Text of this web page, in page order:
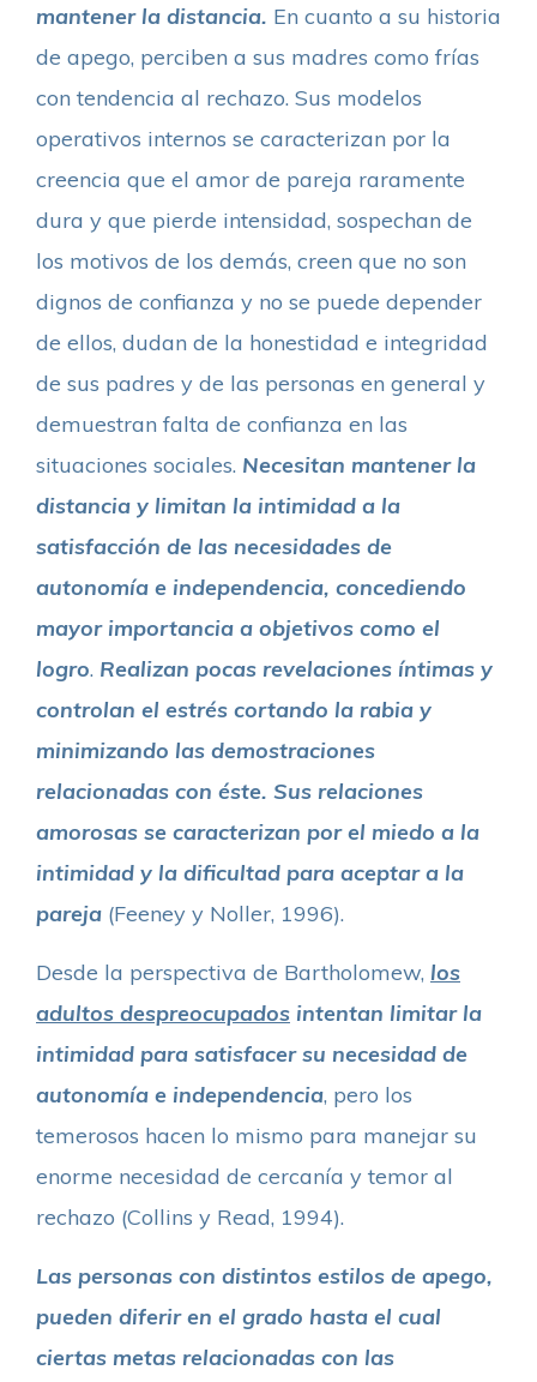
mantener la distancia. En cuanto a su historia
de apego, perciben a sus madres como frías
con tendencia al rechazo. Sus modelos
operativos internos se caracterizan por la
creencia que el amor de pareja raramente
dura y que pierde intensidad, sospechan de
los motivos de los demás, creen que no son
dignos de confianza y no se puede depender
de ellos, dudan de la honestidad e integridad
de sus padres y de las personas en general y
demuestran falta de confianza en las
situaciones sociales. Necesitan mantener la
distancia y limitan la intimidad a la
satisfacción de las necesidades de
autonomía e independencia, concediendo
mayor importancia a objetivos como el
logro. Realizan pocas revelaciones íntimas y
controlan el estrés cortando la rabia y
minimizando las demostraciones
relacionadas con éste. Sus relaciones
amorosas se caracterizan por el miedo a la
intimidad y la dificultad para aceptar a la
pareja (Feeney y Noller, 1996).
Desde la perspectiva de Bartholomew, los
adultos despreocupados intentan limitar la
intimidad para satisfacer su necesidad de
autonomía e independencia, pero los
temerosos hacen lo mismo para manejar su
enorme necesidad de cercanía y temor al
rechazo (Collins y Read, 1994).
Las personas con distintos estilos de apego,
pueden diferir en el grado hasta el cual
ciertas metas relacionadas con las